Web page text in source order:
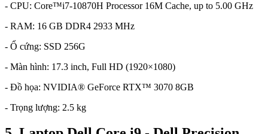
- CPU: Core™i7-10870H Processor 16M Cache, up to 5.00 GHz
- RAM: 16 GB DDR4 2933 MHz
- Ổ cứng: SSD 256G
- Màn hình: 17.3 inch, Full HD (1920×1080)
- Đồ họa: NVIDIA® GeForce RTX™ 3070 8GB
- Trọng lượng: 2.5 kg